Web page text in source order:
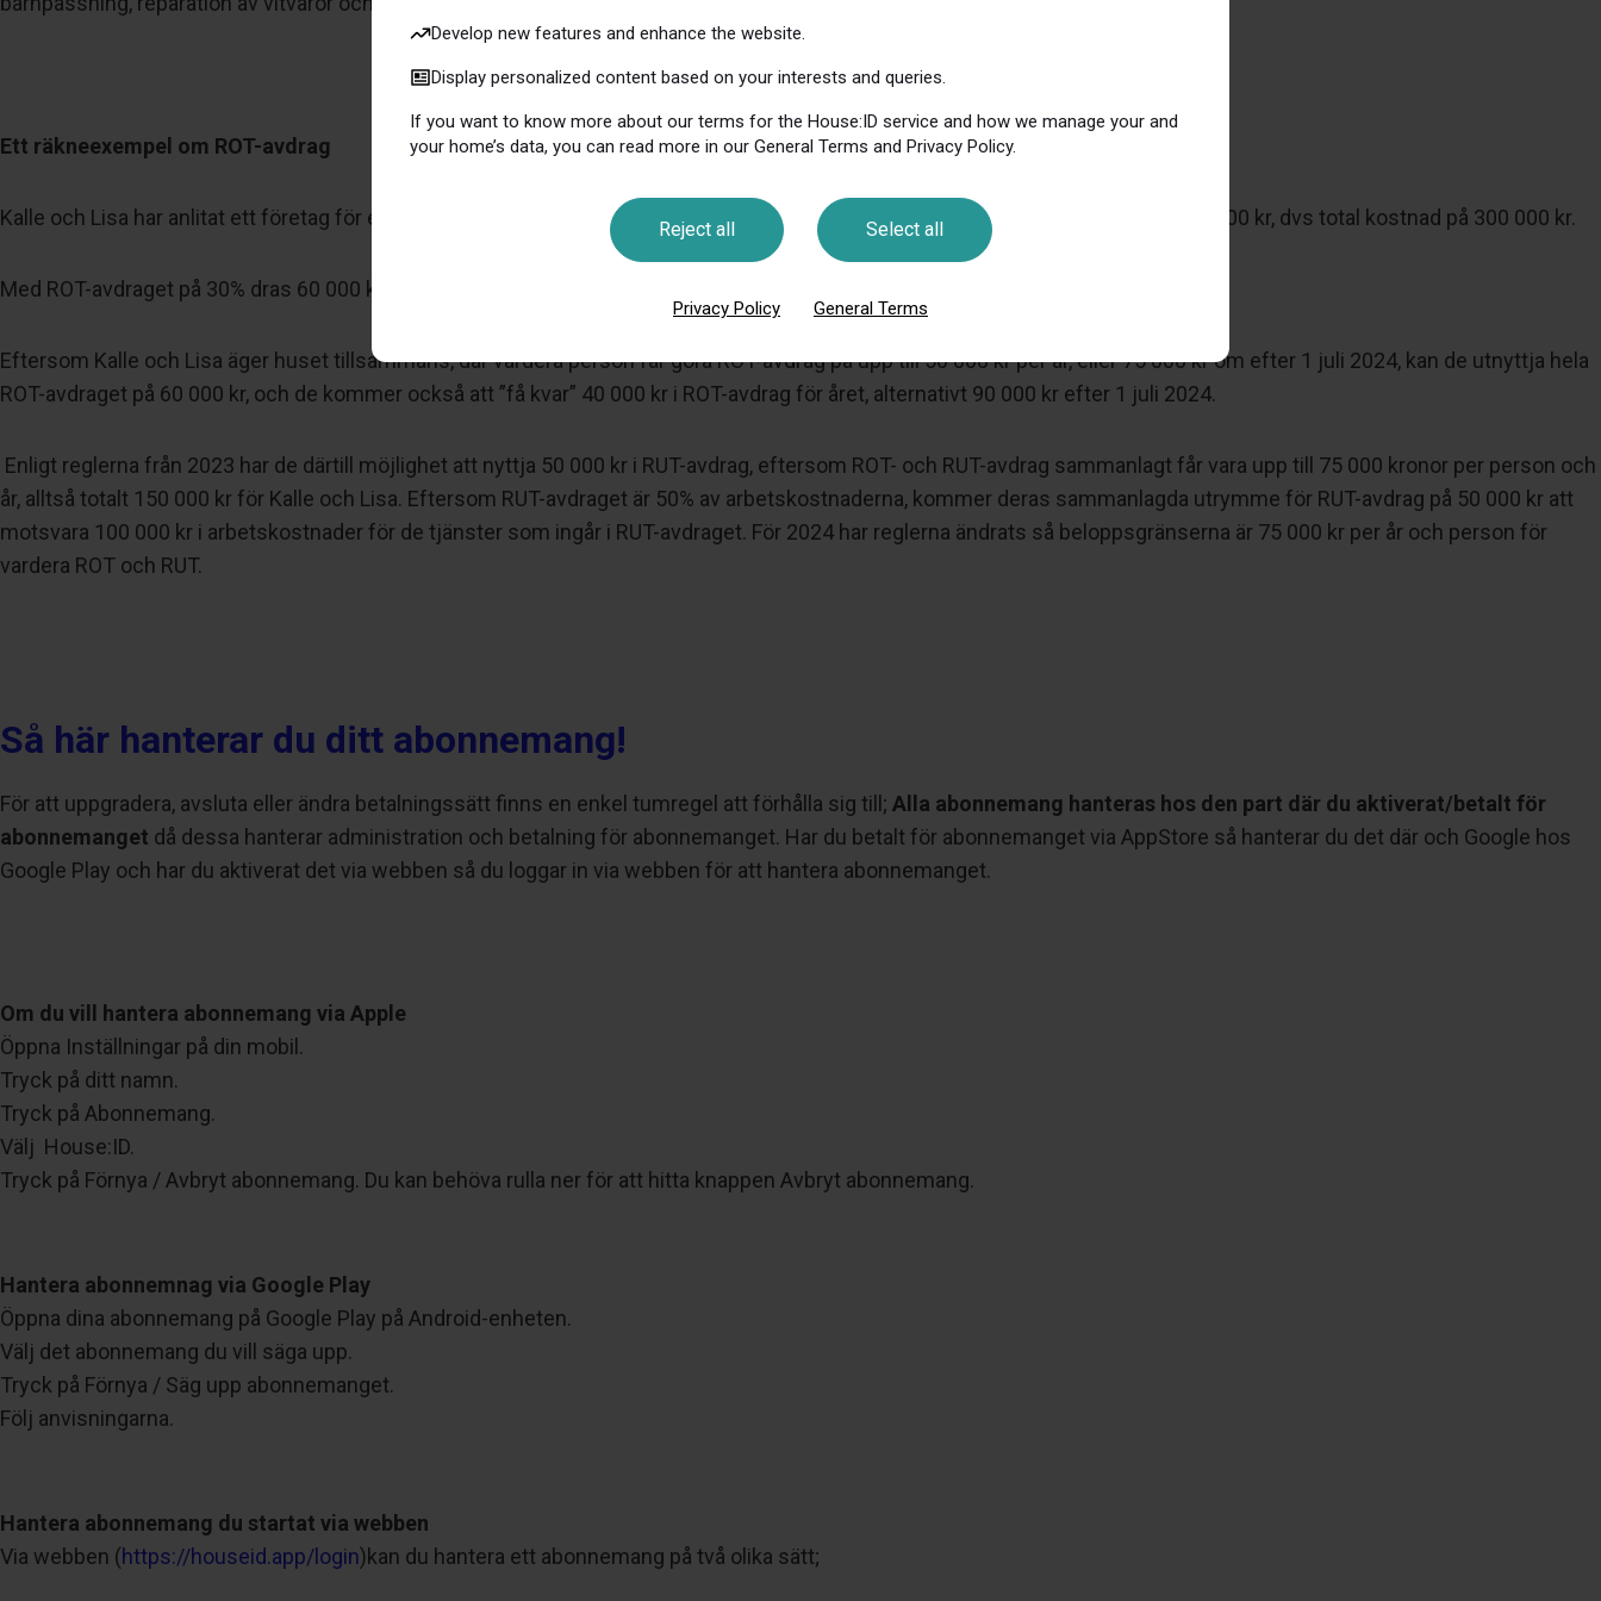
Develop new features and enhance the website.
Display personalized content based on your interests and queries.
If you want to know more about our terms for the House:ID service and how we manage your and
your home’s data, you can read more in our General Terms and Privacy Policy.
Reject all Select all
Privacy Policy General Terms
Ett räkneexempel om ROT-avdrag
Kalle och Lisa har anlitat ett företag för en stor renovering i deras villa. Arbetskostnaden är 200 000 kr och materialkostnaden 100 000 kr, dvs total kostnad på 300 000 kr.
Med ROT-avdraget på 30% dras 60 000 kr från arbetskostnaden. Totalkostnaden blir således 240 000 kr.
Eftersom Kalle och Lisa äger huset tillsammans, där vardera person får göra ROT-avdrag på upp till 50 000 kr per år, eller 75 000 kr om efter 1 juli 2024, kan de utnyttja hela
ROT-avdraget på 60 000 kr, och de kommer också att ”få kvar” 40 000 kr i ROT-avdrag för året, alternativt 90 000 kr efter 1 juli 2024.
Enligt reglerna från 2023 har de därtill möjlighet att nyttja 50 000 kr i RUT-avdrag, eftersom ROT- och RUT-avdrag sammanlagt får vara upp till 75 000 kronor per person och
år, alltså totalt 150 000 kr för Kalle och Lisa. Eftersom RUT-avdraget är 50% av arbetskostnaderna, kommer deras sammanlagda utrymme för RUT-avdrag på 50 000 kr att
motsvara 100 000 kr i arbetskostnader för de tjänster som ingår i RUT-avdraget. För 2024 har reglerna ändrats så beloppsgränserna är 75 000 kr per år och person för
vardera ROT och RUT.
Så här hanterar du ditt abonnemang!
För att uppgradera, avsluta eller ändra betalningssätt finns en enkel tumregel att förhålla sig till; Alla abonnemang hanteras hos den part där du aktiverat/betalt för
abonnemanget då dessa hanterar administration och betalning för abonnemanget. Har du betalt för abonnemanget via AppStore så hanterar du det där och Google hos
Google Play och har du aktiverat det via webben så du loggar in via webben för att hantera abonnemanget.
Om du vill hantera abonnemang via Apple
Öppna Inställningar på din mobil.
Tryck på ditt namn.
Tryck på Abonnemang.
Välj House:ID.
Tryck på Förnya / Avbryt abonnemang. Du kan behöva rulla ner för att hitta knappen Avbryt abonnemang.
Hantera abonnemnag via Google Play
Öppna dina abonnemang på Google Play på Android-enheten.
Välj det abonnemang du vill säga upp.
Tryck på Förnya / Säg upp abonnemanget.
Följ anvisningarna.
Hantera abonnemang du startat via webben
Via webben (https://houseid.app/login)kan du hantera ett abonnemang på två olika sätt;